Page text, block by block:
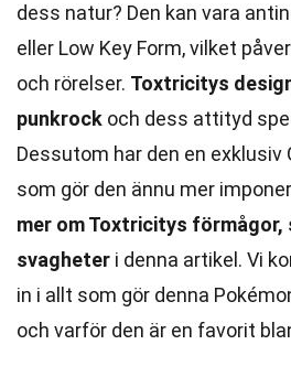
dess natur? Den kan vara
eller Low Key Form, vilket
och rörelser. Toxtricitys
punkrock och dess attityd
Dessutom har den en
som gör den ännu mer
mer om Toxtricitys
svagheter i denna artikel. Vi
in i allt som gör denna
och varför den är en favorit